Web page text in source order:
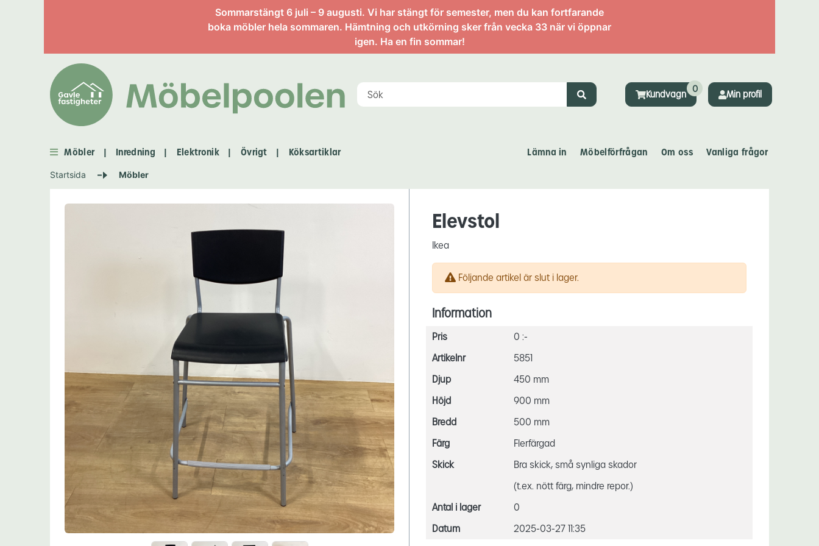
Sommarstängt 6 juli – 9 augusti. Vi har stängt för semester, men du kan fortfarande
boka möbler hela sommaren. Hämtning och utkörning sker från vecka 33 när vi öppnar
igen. Ha en fin sommar!
Kundvagn
0
Min profil
Möbler | Inredning | Elektronik | Övrigt | Köksartiklar Lämna in Möbelförfrågan Om oss Vanliga frågor
Startsida Möbler
Information om enskild artikel
Elevstol
Ikea
Följande artikel är slut i lager.
Information
Pris
0 :-
Artikelnr
5851
Djup
450 mm
Höjd
900 mm
Bredd
500 mm
Färg
Flerfärgad
Skick
Bra skick, små synliga skador
(t.ex. nött färg, mindre repor.)
Antal i lager
0
Datum
2025-03-27 11:35